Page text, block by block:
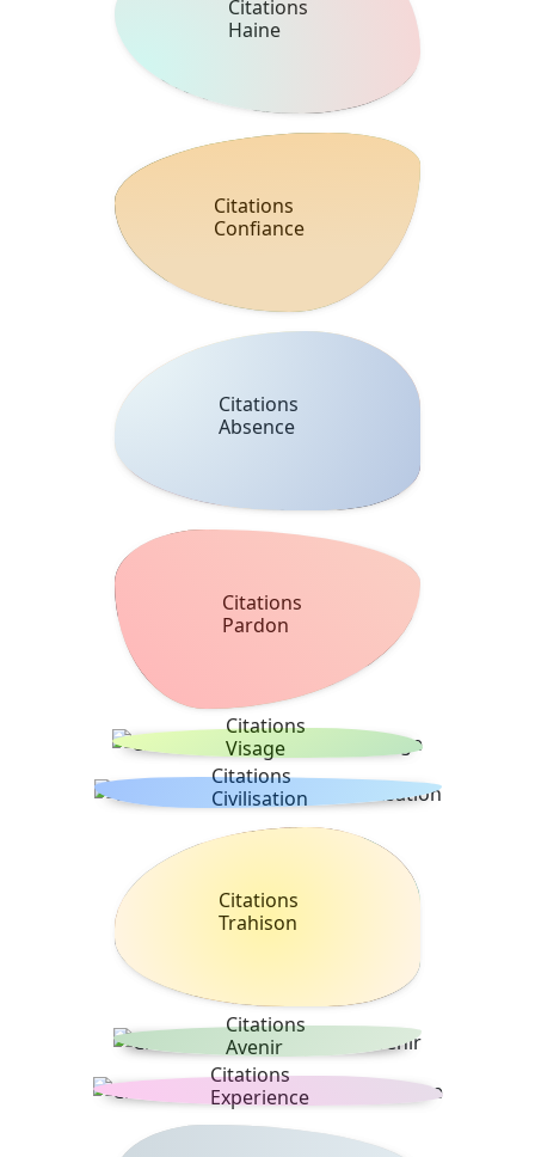
Citations
Haine
Citations
Confiance
Citations
Absence
Citations
Pardon
Citations
Visage
Citations
Civilisation
Citations
Trahison
Citations
Avenir
Citations
Experience